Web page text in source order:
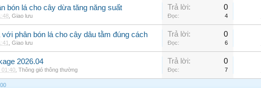
bón lá cho cây dừa tăng năng suất
Giao lưu
Trả lời: 0
Đọc: 4
với phân bón lá cho cây dâu tằm đúng cách
Giao lưu
Trả lời: 0
Đọc: 6
2026.04
01:40 Thông gió thông thường
Trả lời: 0
Đọc: 7